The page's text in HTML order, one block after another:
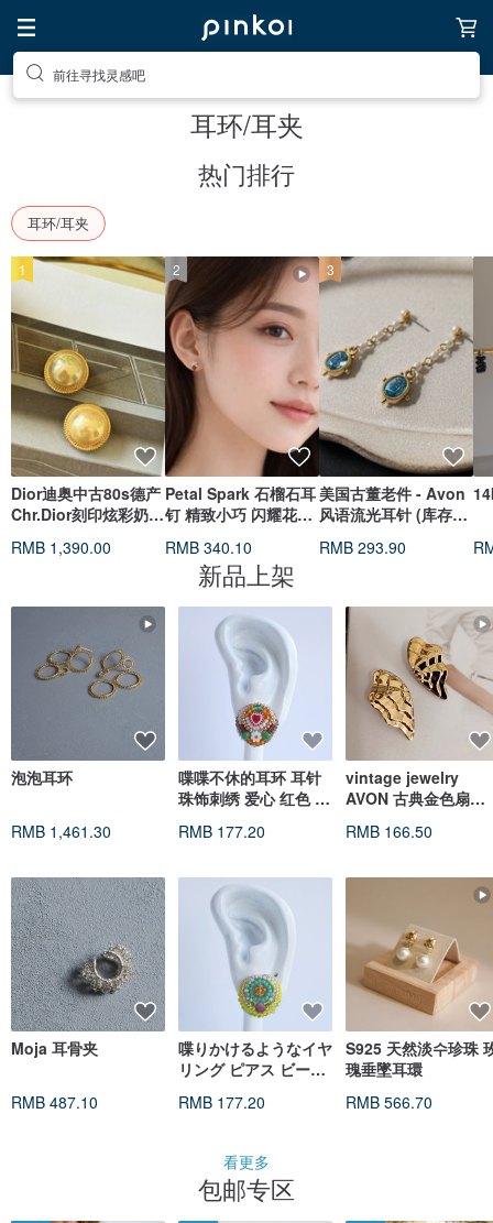
前往寻找灵感吧
耳环/耳夹
热门排行
耳环/耳夹
Dior迪奥中古80s德产
Chr.Dior刻印炫彩奶油
RMB 1,390.00
1
Petal Spark 石榴石耳
钉 精致小巧 闪耀花形
RMB 340.10
2
美国古董老件 - Avon
风语流光耳针 (库存新
RMB 293.90
3
新品上架
泡泡耳环
RMB 1,461.30
Moja 耳骨夹
RMB 487.10
喋喋不休的耳环 耳针
珠饰刺绣 爱心 红色 大
二 No.69
RMB 177.20
喋りかけるようなイヤ
リング ピアス ビーズ
コイズ 大ぶり ニッケ
点もの No.68
RMB 177.20
vintage jewelry
AVON 古典金色扇贝
RMB 166.50
S925 天然淡수珍珠
瑰垂墜耳環
RMB 566.70
看更多
包邮专区